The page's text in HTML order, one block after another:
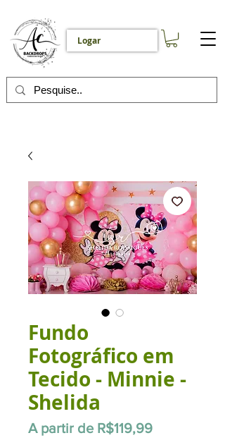
Logar
Fundo
Fotográfico em
Tecido - Minnie -
Shelida
A partir de R$119,99Preço